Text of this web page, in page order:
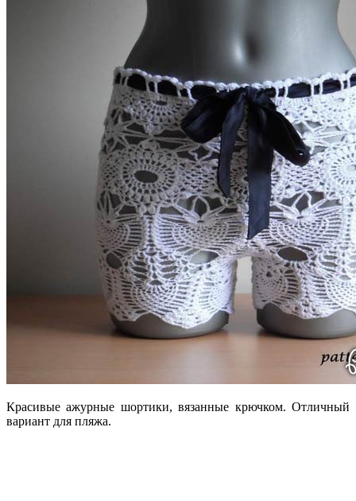
Красивые ажурные шортики, вязанные крючком. Отличный
вариант для пляжа.